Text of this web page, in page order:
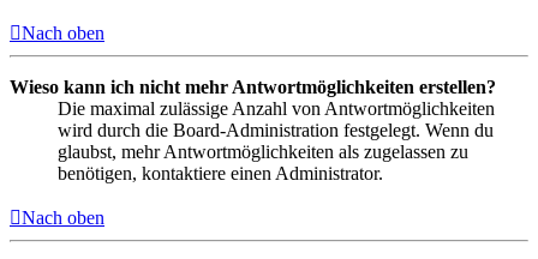
Nach oben
Wieso kann ich nicht mehr Antwortmöglichkeiten erstellen?
Die maximal zulässige Anzahl von Antwortmöglichkeiten
wird durch die Board-Administration festgelegt. Wenn du
glaubst, mehr Antwortmöglichkeiten als zugelassen zu
benötigen, kontaktiere einen Administrator.
Nach oben